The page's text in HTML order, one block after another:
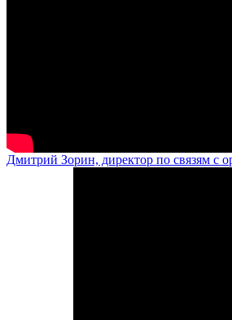
Дмитрий Зорин, директор по связям с